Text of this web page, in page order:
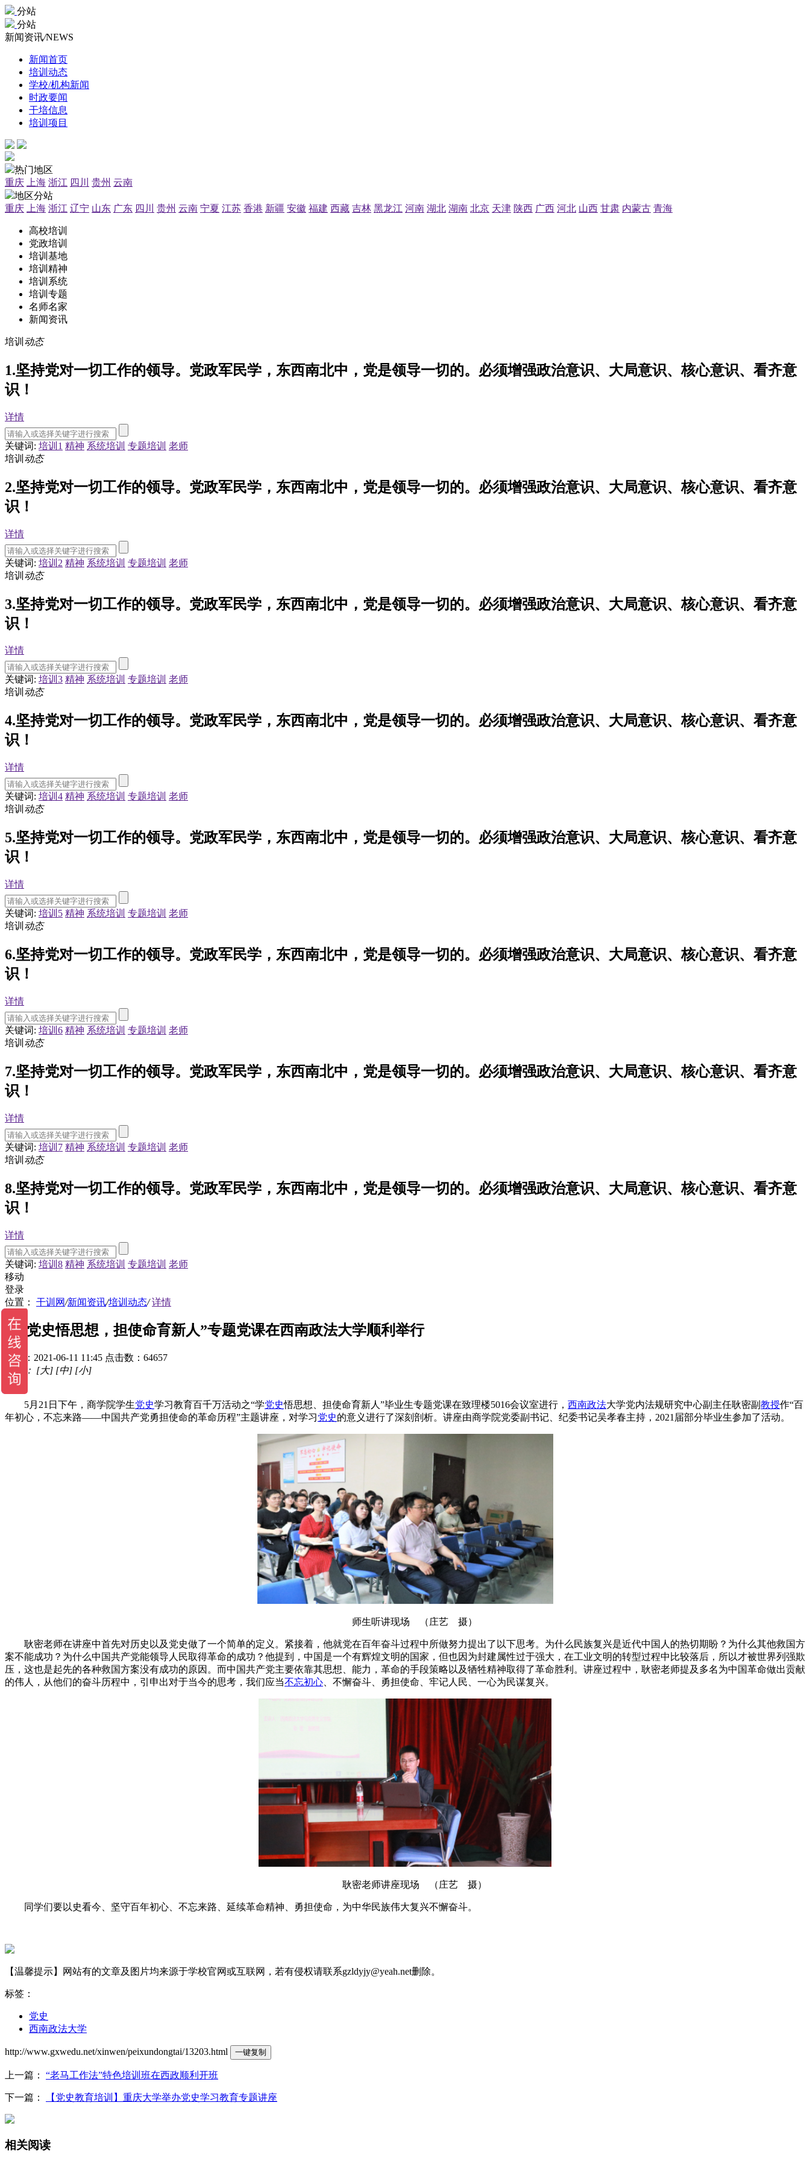
分站
分站
新闻资讯/NEWS
新闻首页
培训动态
学校/机构新闻
时政要闻
干培信息
培训项目
热门地区
重庆
上海 浙江 四川 贵州 云南
地区分站
重庆
上海 浙江 辽宁 山东 广东 四川 贵州 云南 宁夏 江苏 香港 新疆 安徽 福建 西藏 吉林 黑龙江 河南 湖北 湖南 北京 天津 陕西 广西 河北 山西 甘肃 内蒙古 青海
高校培训
党政培训
培训基地
培训精神
培训系统
培训专题
名师名家
新闻资讯
培训 动态
1.坚持党对一切工作的领导。党政军民学，东西南北中，党是领导一切的。必须增强政治意识、大局意识、核心意识、看齐意
识！
详情
关键词: 培训1 精神 系统培训 专题培训 老师
培训 动态
2.坚持党对一切工作的领导。党政军民学，东西南北中，党是领导一切的。必须增强政治意识、大局意识、核心意识、看齐意
识！
详情
关键词: 培训2 精神 系统培训 专题培训 老师
培训 动态
3.坚持党对一切工作的领导。党政军民学，东西南北中，党是领导一切的。必须增强政治意识、大局意识、核心意识、看齐意
识！
详情
关键词: 培训3 精神 系统培训 专题培训 老师
培训 动态
4.坚持党对一切工作的领导。党政军民学，东西南北中，党是领导一切的。必须增强政治意识、大局意识、核心意识、看齐意
识！
详情
关键词: 培训4 精神 系统培训 专题培训 老师
培训 动态
5.坚持党对一切工作的领导。党政军民学，东西南北中，党是领导一切的。必须增强政治意识、大局意识、核心意识、看齐意
识！
详情
关键词: 培训5 精神 系统培训 专题培训 老师
培训 动态
6.坚持党对一切工作的领导。党政军民学，东西南北中，党是领导一切的。必须增强政治意识、大局意识、核心意识、看齐意
识！
详情
关键词: 培训6 精神 系统培训 专题培训 老师
培训 动态
7.坚持党对一切工作的领导。党政军民学，东西南北中，党是领导一切的。必须增强政治意识、大局意识、核心意识、看齐意
识！
详情
关键词: 培训7 精神 系统培训 专题培训 老师
培训 动态
8.坚持党对一切工作的领导。党政军民学，东西南北中，党是领导一切的。必须增强政治意识、大局意识、核心意识、看齐意
识！
详情
关键词: 培训8 精神 系统培训 专题培训 老师
移动
登录
位置：
干训网/新闻资讯/培训动态/ 详情
“学党史悟思想，担使命育新人”专题党课在西南政法大学顺利举行
时间：2021-06-11 11:45 点击数：64657
字体： [大] [中] [小]
5月21日下午，商学院学生党史学习教育百千万活动之“学党史悟思想、担使命育新人”毕业生专题党课在致理楼5016会议室进行， 西南政法大学党内法规研究中心副主任耿密副 教授作“百
年初心，不忘来路——中国共产党勇担使命的革命历程”主题讲座，对学习党史的意义进行了深刻剖析。讲座由商学院党委副书记、纪委书记吴孝春主持，2021届部分毕业生参加了活动。
师生听讲现场 （庄艺 摄）
耿密老师在讲座中首先对历史以及党史做了一个简单的定义。紧接着，他就党在百年奋斗过程中所做努力提出了以下思考。为什么民族复兴是近代中国人的热切期盼？为什么其他救国方
案不能成功？为什么中国共产党能领导人民取得革命的成功？他提到，中国是一个有辉煌文明的国家，但也因为封建属性过于强大，在工业文明的转型过程中比较落后，所以才被世界列强欺
压，这也是起先的各种救国方案没有成功的原因。而中国共产党主要依靠其思想、能力，革命的手段策略以及牺牲精神取得了革命胜利。讲座过程中，耿密老师提及多名为中国革命做出贡献
的伟人，从他们的奋斗历程中，引申出对于当今的思考，我们应当不忘初心 、不懈奋斗、勇担使命、牢记人民、一心为民谋复兴。
耿密老师讲座现场 （庄艺 摄）
同学们要以史看今、坚守百年初心、不忘来路、延续革命精神、勇担使命，为中华民族伟大复兴不懈奋斗。
【温馨提示】网站有的文章及图片均来源于学校官网或互联网，若有侵权请联系gzldyjy@yeah.net删除。
标签：
党史
西南政法大学
http://www.gxwedu.net/xinwen/peixundongtai/13203.html 一键复制
上一篇： “老马工作法”特色培训班在西政顺利开班
下一篇： 【党史教育培训】重庆大学举办党史学习教育专题讲座
相关阅读